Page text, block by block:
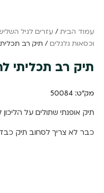
עמוד הבית / עזרים לגיל
וכסאות גלגלים / תיק רב תכליתי
תיק רב תכליתי
מק"ט: 50084
תיק אופנתי שתולים על הליכון
כבר לא צריך לסחוב תיק